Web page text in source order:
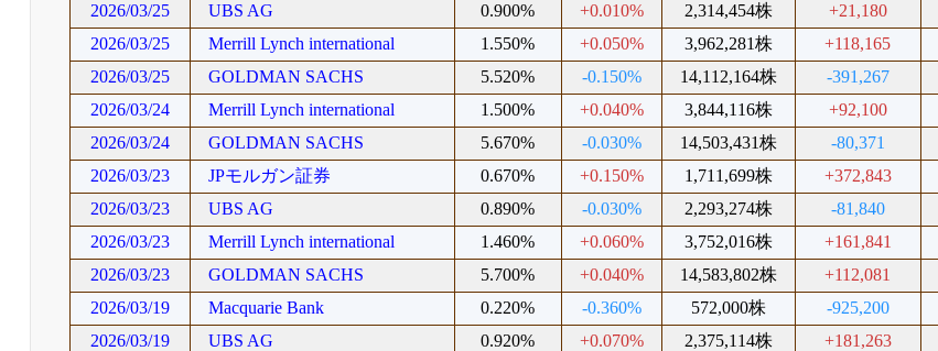
2026/03/25
UBS AG 0.900% +0.010% 2,314,454株
+21,180
2026/03/25
Merrill Lynch international 1.550% +0.050% 3,962,281株
+118,165
2026/03/25
GOLDMAN SACHS 5.520% -0.150% 14,112,164株
-391,267
2026/03/24
Merrill Lynch international 1.500% +0.040% 3,844,116株
+92,100
2026/03/24
GOLDMAN SACHS 5.670% -0.030% 14,503,431株
-80,371
2026/03/23
JPモルガン証券 0.670% +0.150% 1,711,699株
+372,843
2026/03/23
UBS AG 0.890% -0.030% 2,293,274株
-81,840
2026/03/23
Merrill Lynch international 1.460% +0.060% 3,752,016株
+161,841
2026/03/23
GOLDMAN SACHS 5.700% +0.040% 14,583,802株
+112,081
2026/03/19
Macquarie Bank 0.220% -0.360% 572,000株 -925,200
2026/03/19
UBS AG 0.920% +0.070% 2,375,114株
+181,263